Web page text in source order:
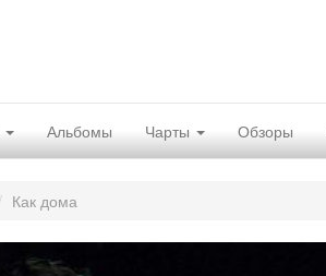
Альбомы Чарты Обзоры
Как дома